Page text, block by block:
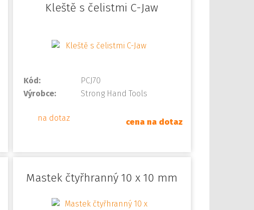
Kleště s čelistmi C-Jaw
Kód:
PCJ70
Výrobce:
Strong Hand Tools
na dotaz cena na dotaz
Mastek čtyřhranný 10 x 10 mm